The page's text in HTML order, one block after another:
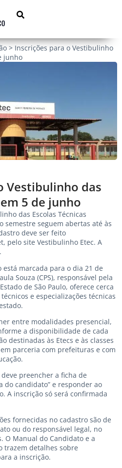
> Inscrições para o Vestibulinho
junho
Vestibulinho das
5 de junho
das Escolas Técnicas
semestre seguem abertas até às
deve ser feito
pelo site Vestibulinho Etec. A
marcada para o dia 21 de
Souza (CPS), responsável pela
de São Paulo, oferece cerca
e especializações técnicas
entre modalidades presencial,
a disponibilidade de cada
destinadas às Etecs e às classes
parceria com prefeituras e com
preencher a ficha de
do candidato” e responder ao
A inscrição só será confirmada
fornecidas no cadastro são de
ou do responsável legal, no
O Manual do Candidato e a
trazem detalhes sobre
a inscrição.